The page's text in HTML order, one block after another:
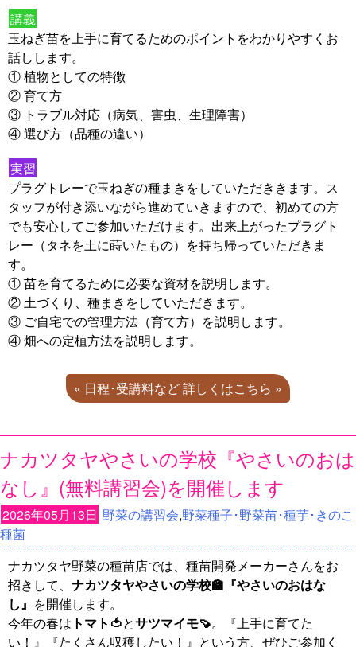
講義
玉ねぎ苗を上手に育てるためのポイントをわかりやすくお
話しします。
① 植物としての特徴
② 育て方
③ トラブル対応（病気、害虫、生理障害）
④ 選び方（品種の違い）
実習
プラグトレーで玉ねぎの種まきをしていただききます。ス
タッフが付き添いながら進めていきますので、初めての方
でも安心してご参加いただけます。出来上がったプラグト
レー（タネを土に蒔いたもの）を持ち帰っていただきま
す。
① 苗を育てるために必要な資材を説明します。
② 土づくり、種まきをしていただきます。
③ ご自宅での管理方法（育て方）を説明します。
④ 畑への定植方法を説明します。
« 日程･受講料など 詳しくはこちら »
ナカツタヤやさいの学校『やさいのおは
なし』(無料講習会)を開催します
2026年05月13日 野菜の講習会,野菜種子･野菜苗･種芋･きのこ
種菌
ナカツタヤ野菜の種苗店では、種苗開発メーカーさんをお
招きして、 ナカツタヤやさいの学校🏫『やさいのおはな
し』 を開催します。
今年の春は トマト🍅とサツマイモ🍠。『上手に育てた
い！』『たくさん収穫したい！』という方、ぜひご参加く